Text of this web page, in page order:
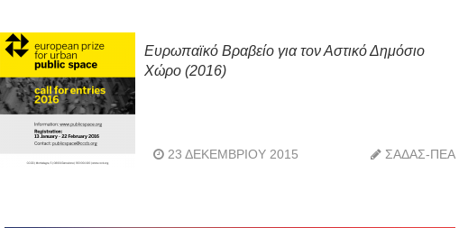
Ευρωπαϊκό Βραβείο για τον Αστικό Δημόσιο
Χώρο (2016)
23 ΔΕΚΕΜΒΡΊΟΥ 2015 ΣΑΔΑΣ-ΠΕΑ